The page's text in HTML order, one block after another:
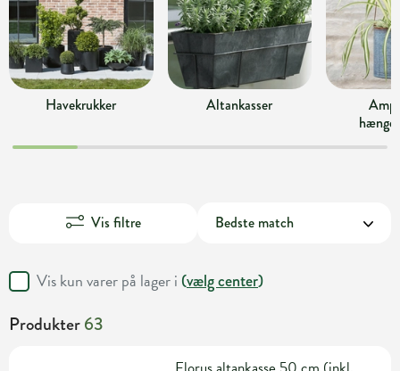
Havekrukker Altankasser
Vis filtre
Vis kun varer på lager i (vælg center)
Produkter63